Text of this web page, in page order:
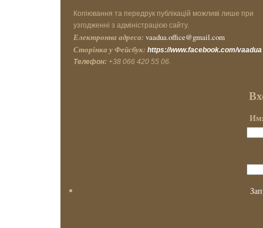
Копіювання та передрук публікацій можливі лише при
узгодженні з адміністрацією сайту.
Електронна адреса: vaadua.office@gmail.com
Сторінка у Фейсбук: https://www.facebook.com/vaadua
Телефон: +38 066 420 55 06.